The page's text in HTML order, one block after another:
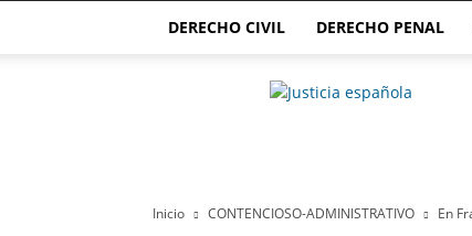
DERECHO CIVIL DERECHO PENAL
Justicia.com.es
Inicio CONTENCIOSO-ADMINISTRATIVO En